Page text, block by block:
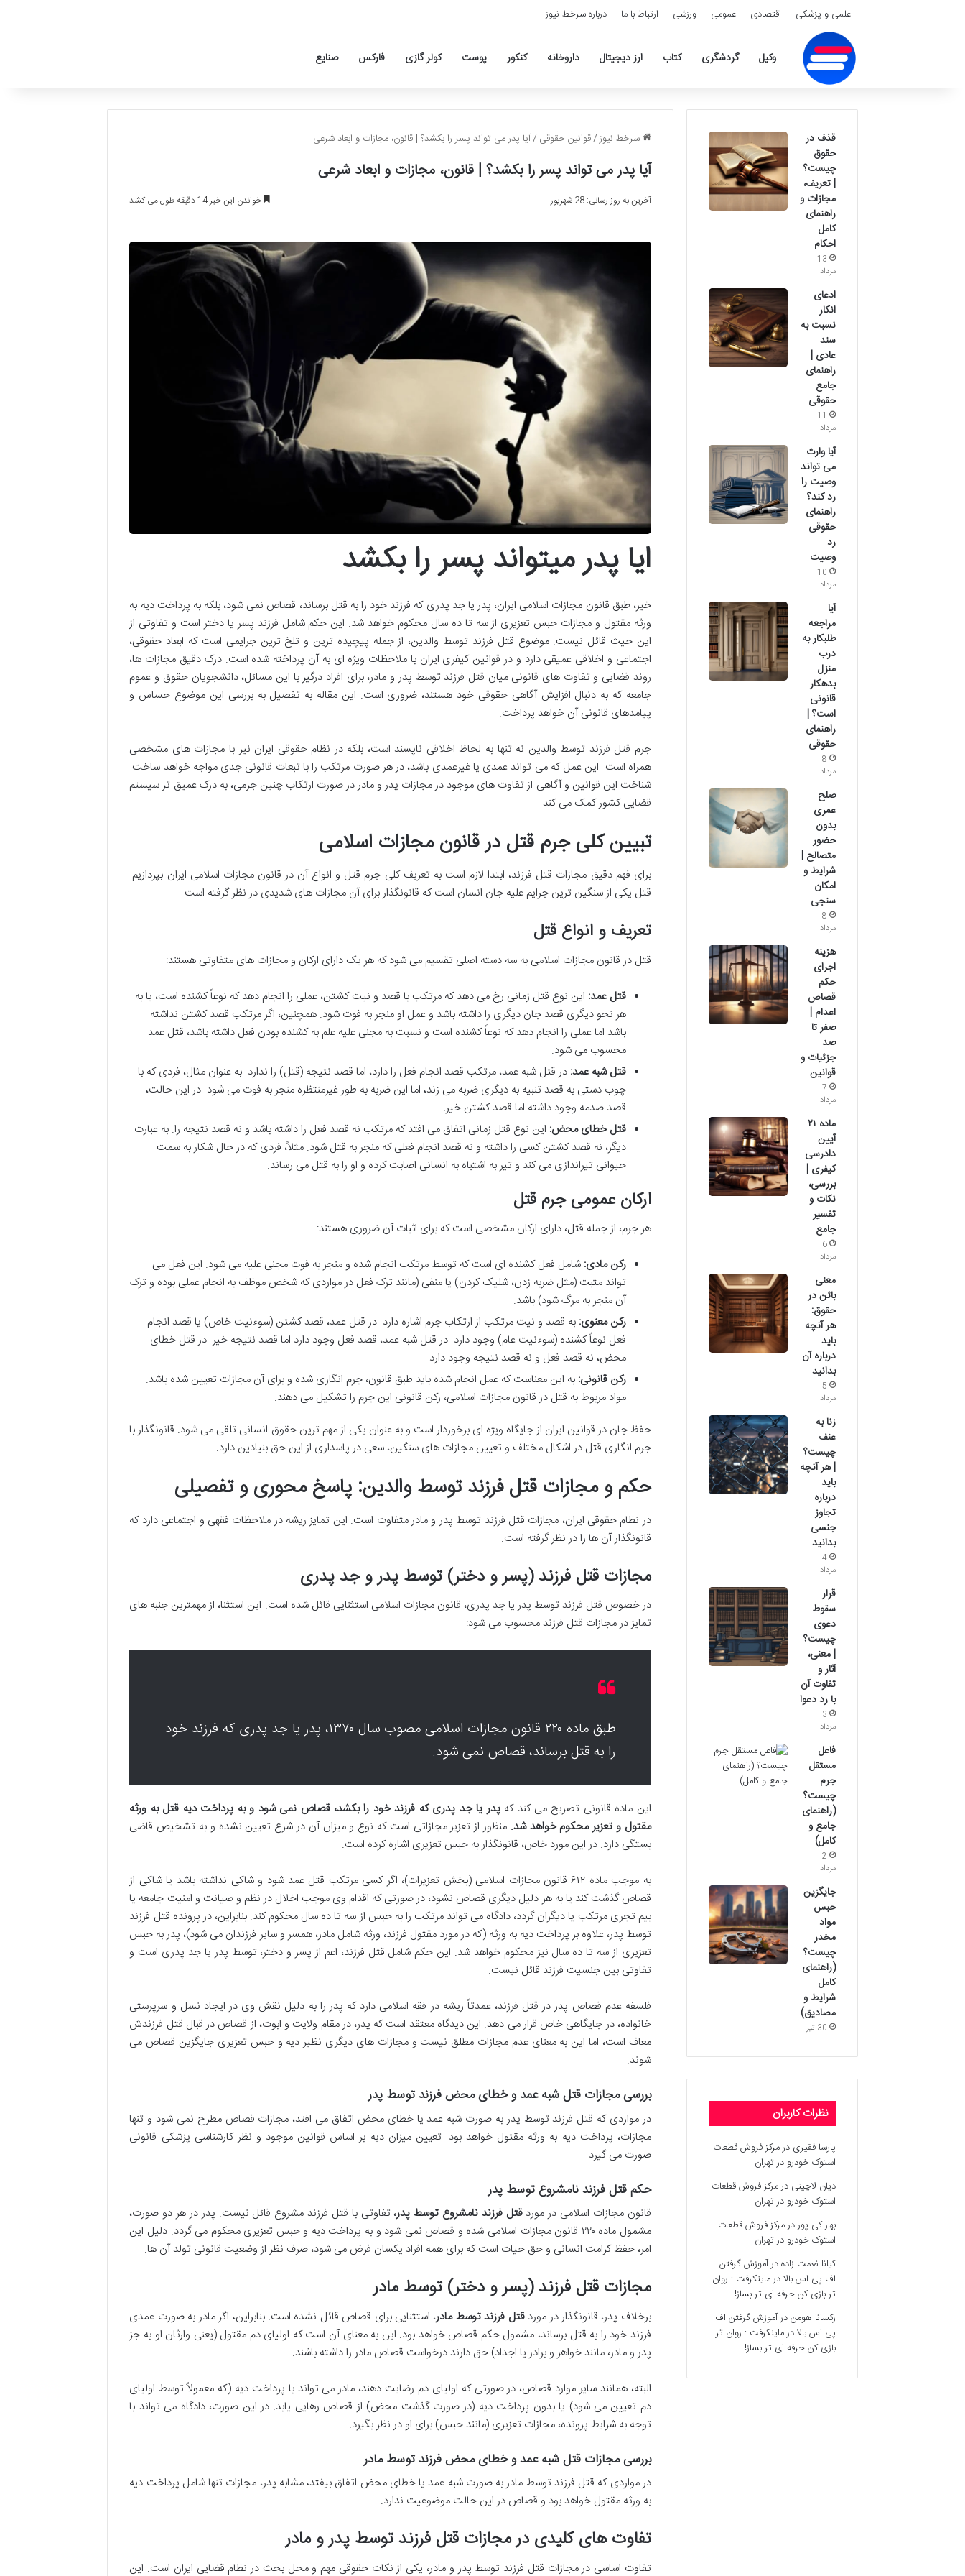
علمی و پزشکی اقتصادی عمومی ورزشی ارتباط با ما درباره سرخط نیوز
وکیل گردشگری کتاب ارز دیجیتال داروخانه کنکور پوست کولر گازی فارکس صنایع
سرخط نیوز/قوانین حقوقی /آیا پدر می تواند پسر را بکشد؟ | قانون، مجازات و ابعاد شرعی
آیا پدر می تواند پسر را بکشد؟ | قانون، مجازات و ابعاد شرعی
آخرین به روز رسانی: 28 شهریور خواندن این خبر 14 دقیقه طول می کشد
ایا پدر میتواند پسر را بکشد
خیر، طبق قانون مجازات اسلامی ایران، پدر یا جد پدری که فرزند خود را به قتل برساند، قصاص نمی شود، بلکه به پرداخت دیه به
ورثه مقتول و مجازات حبس تعزیری از سه تا ده سال محکوم خواهد شد. این حکم شامل فرزند پسر یا دختر است و تفاوتی از
این حیث قائل نیست. موضوع قتل فرزند توسط والدین، از جمله پیچیده ترین و تلخ ترین جرایمی است که ابعاد حقوقی،
اجتماعی و اخلاقی عمیقی دارد و در قوانین کیفری ایران با ملاحظات ویژه ای به آن پرداخته شده است. درک دقیق مجازات ها،
روند قضایی و تفاوت های قانونی میان قتل فرزند توسط پدر و مادر، برای افراد درگیر با این مسائل، دانشجویان حقوق و عموم
جامعه که به دنبال افزایش آگاهی حقوقی خود هستند، ضروری است. این مقاله به تفصیل به بررسی این موضوع حساس و
پیامدهای قانونی آن خواهد پرداخت.
جرم قتل فرزند توسط والدین نه تنها به لحاظ اخلاقی ناپسند است، بلکه در نظام حقوقی ایران نیز با مجازات های مشخصی
همراه است. این عمل که می تواند عمدی یا غیرعمدی باشد، در هر صورت مرتکب را با تبعات قانونی جدی مواجه خواهد ساخت.
شناخت این قوانین و آگاهی از تفاوت های موجود در مجازات پدر و مادر در صورت ارتکاب چنین جرمی، به درک عمیق تر سیستم
قضایی کشور کمک می کند.
تبیین کلی جرم قتل در قانون مجازات اسلامی
برای فهم دقیق مجازات قتل فرزند، ابتدا لازم است به تعریف کلی جرم قتل و انواع آن در قانون مجازات اسلامی ایران بپردازیم.
قتل یکی از سنگین ترین جرایم علیه جان انسان است که قانونگذار برای آن مجازات های شدیدی در نظر گرفته است.
تعریف و انواع قتل
قتل در قانون مجازات اسلامی به سه دسته اصلی تقسیم می شود که هر یک دارای ارکان و مجازات های متفاوتی هستند:
قتل عمد: این نوع قتل زمانی رخ می دهد که مرتکب با قصد و نیت کشتن، عملی را انجام دهد که نوعاً کشنده است، یا به
هر نحو دیگری قصد جان دیگری را داشته باشد و عمل او منجر به فوت شود. همچنین، اگر مرتکب قصد کشتن نداشته
باشد اما عملی را انجام دهد که نوعاً کشنده است و نسبت به مجنی علیه علم به کشنده بودن فعل داشته باشد، قتل عمد
محسوب می شود.
قتل شبه عمد: در قتل شبه عمد، مرتکب قصد انجام فعل را دارد، اما قصد نتیجه (قتل) را ندارد. به عنوان مثال، فردی که با
چوب دستی به قصد تنبیه به دیگری ضربه می زند، اما این ضربه به طور غیرمنتظره منجر به فوت می شود. در این حالت،
قصد صدمه وجود داشته اما قصد کشتن خیر.
قتل خطای محض: این نوع قتل زمانی اتفاق می افتد که مرتکب نه قصد فعل را داشته باشد و نه قصد نتیجه را. به عبارت
دیگر، نه قصد کشتن کسی را داشته و نه قصد انجام فعلی که منجر به قتل شود. مثلاً، فردی که در حال شکار به سمت
حیوانی تیراندازی می کند و تیر به اشتباه به انسانی اصابت کرده و او را به قتل می رساند.
ارکان عمومی جرم قتل
هر جرم، از جمله قتل، دارای ارکان مشخصی است که برای اثبات آن ضروری هستند:
رکن مادی: شامل فعل کشنده ای است که توسط مرتکب انجام شده و منجر به فوت مجنی علیه می شود. این فعل می
تواند مثبت (مثل ضربه زدن، شلیک کردن) یا منفی (مانند ترک فعل در مواردی که شخص موظف به انجام عملی بوده و ترک
آن منجر به مرگ شود) باشد.
رکن معنوی: به قصد و نیت مرتکب از ارتکاب جرم اشاره دارد. در قتل عمد، قصد کشتن (سوءنیت خاص) یا قصد انجام
فعل نوعاً کشنده (سوءنیت عام) وجود دارد. در قتل شبه عمد، قصد فعل وجود دارد اما قصد نتیجه خیر. در قتل خطای
محض، نه قصد فعل و نه قصد نتیجه وجود دارد.
رکن قانونی: به این معناست که عمل انجام شده باید طبق قانون، جرم انگاری شده و برای آن مجازات تعیین شده باشد.
مواد مربوط به قتل در قانون مجازات اسلامی، رکن قانونی این جرم را تشکیل می دهند.
حفظ جان در قوانین ایران از جایگاه ویژه ای برخوردار است و به عنوان یکی از مهم ترین حقوق انسانی تلقی می شود. قانونگذار با
جرم انگاری قتل در اشکال مختلف و تعیین مجازات های سنگین، سعی در پاسداری از این حق بنیادین دارد.
حکم و مجازات قتل فرزند توسط والدین: پاسخ محوری و تفصیلی
در نظام حقوقی ایران، مجازات قتل فرزند توسط پدر و مادر متفاوت است. این تمایز ریشه در ملاحظات فقهی و اجتماعی دارد که
قانونگذار آن ها را در نظر گرفته است.
مجازات قتل فرزند (پسر و دختر) توسط پدر و جد پدری
در خصوص قتل فرزند توسط پدر یا جد پدری، قانون مجازات اسلامی استثنایی قائل شده است. این استثنا، از مهمترین جنبه های
تمایز در مجازات قتل فرزند محسوب می شود:
طبق ماده ۲۲۰ قانون مجازات اسلامی مصوب سال ۱۳۷۰، پدر یا جد پدری که فرزند خود
را به قتل برساند، قصاص نمی شود.
این ماده قانونی تصریح می کند کهپدر یا جد پدری که فرزند خود را بکشد، قصاص نمی شود و به پرداخت دیه قتل به ورثه
مقتول و تعزیر محکوم خواهد شد. منظور از تعزیر مجازاتی است که نوع و میزان آن در شرع تعیین نشده و به تشخیص قاضی
بستگی دارد. در این مورد خاص، قانونگذار به حبس تعزیری اشاره کرده است.
به موجب ماده ۶۱۲ قانون مجازات اسلامی (بخش تعزیرات)، اگر کسی مرتکب قتل عمد شود و شاکی نداشته باشد یا شاکی از
قصاص گذشت کند یا به هر دلیل دیگری قصاص نشود، در صورتی که اقدام وی موجب اخلال در نظم و صیانت و امنیت جامعه یا
بیم تجری مرتکب یا دیگران گردد، دادگاه می تواند مرتکب را به حبس از سه تا ده سال محکوم کند. بنابراین، در پرونده قتل فرزند
توسط پدر، علاوه بر پرداخت دیه به ورثه (که در مورد مقتول فرزند، ورثه شامل مادر، همسر و سایر فرزندان می شود)، پدر به حبس
تعزیری از سه تا ده سال نیز محکوم خواهد شد. این حکم شامل قتل فرزند، اعم از پسر و دختر، توسط پدر یا جد پدری است و
تفاوتی بین جنسیت فرزند قائل نیست.
فلسفه عدم قصاص پدر در قتل فرزند، عمدتاً ریشه در فقه اسلامی دارد که پدر را به دلیل نقش وی در ایجاد نسل و سرپرستی
خانواده، در جایگاهی خاص قرار می دهد. این دیدگاه معتقد است که پدر، در مقام ولایت و ابوت، از قصاص در قبال قتل فرزندش
معاف است، اما این به معنای عدم مجازات مطلق نیست و مجازات های دیگری نظیر دیه و حبس تعزیری جایگزین قصاص می
شوند.
بررسی مجازات قتل شبه عمد و خطای محض فرزند توسط پدر
در مواردی که قتل فرزند توسط پدر به صورت شبه عمد یا خطای محض اتفاق می افتد، مجازات قصاص مطرح نمی شود و تنها
مجازات، پرداخت دیه به ورثه مقتول خواهد بود. تعیین میزان دیه بر اساس قوانین موجود و نظر کارشناسی پزشکی قانونی
صورت می گیرد.
حکم قتل فرزند نامشروع توسط پدر
قانون مجازات اسلامی در موردقتل فرزند نامشروع توسط پدر، تفاوتی با قتل فرزند مشروع قائل نیست. پدر در هر دو صورت،
مشمول ماده ۲۲۰ قانون مجازات اسلامی شده و قصاص نمی شود و به پرداخت دیه و حبس تعزیری محکوم می گردد. دلیل این
امر، حفظ کرامت انسانی و حق حیات است که برای همه افراد یکسان فرض می شود، صرف نظر از وضعیت قانونی تولد آن ها.
مجازات قتل فرزند (پسر و دختر) توسط مادر
برخلاف پدر، قانونگذار در موردقتل فرزند توسط مادر، استثنایی برای قصاص قائل نشده است. بنابراین، اگر مادر به صورت عمدی
فرزند خود را به قتل برساند، مشمول حکم قصاص خواهد بود. این به معنای آن است که اولیای دم مقتول (یعنی وارثان او به جز
پدر و مادر، مانند خواهر و برادر یا اجداد) حق دارند درخواست قصاص مادر را داشته باشند.
البته، همانند سایر موارد قصاص، در صورتی که اولیای دم رضایت دهند، مادر می تواند با پرداخت دیه (که معمولاً توسط اولیای
دم تعیین می شود) یا بدون پرداخت دیه (در صورت گذشت محض) از قصاص رهایی یابد. در این صورت، دادگاه می تواند با
توجه به شرایط پرونده، مجازات تعزیری (مانند حبس) برای او در نظر بگیرد.
بررسی مجازات قتل شبه عمد و خطای محض فرزند توسط مادر
در مواردی که قتل فرزند توسط مادر به صورت شبه عمد یا خطای محض اتفاق بیفتد، مشابه پدر، مجازات تنها شامل پرداخت دیه
به ورثه مقتول خواهد بود و قصاص در این حالت موضوعیت ندارد.
تفاوت های کلیدی در مجازات قتل فرزند توسط پدر و مادر
تفاوت اساسی در مجازات قتل فرزند توسط پدر و مادر، یکی از نکات حقوقی مهم و محل بحث در نظام قضایی ایران است. این
قذف در
حقوق
چیست؟
| تعریف،
مجازات و
راهنمای
کامل
احکام
13
مرداد
ادعای
انکار
نسبت به
سند
عادی |
راهنمای
جامع
حقوقی
11
مرداد
آیا وارث
می تواند
وصیت را
رد کند؟
راهنمای
حقوقی
رد
وصیت
10
مرداد
آیا
مراجعه
طلبکار به
درب
منزل
بدهکار
قانونی
است؟ |
راهنمای
حقوقی
8
مرداد
صلح
عمری
بدون
حضور
متصالح |
شرایط و
امکان
سنجی
8
مرداد
هزینه
اجرای
حکم
قصاص
اعدام |
صفر تا
صد
جزئیات و
قوانین
7
مرداد
ماده ۲۱
آیین
دادرسی
کیفری |
بررسی،
نکات و
تفسیر
جامع
6
مرداد
معنی
بائن در
حقوق:
هر آنچه
باید
درباره آن
بدانید
5
مرداد
زنا به
عنف
چیست؟
| هر آنچه
باید
درباره
تجاوز
جنسی
بدانید
4
مرداد
قرار
سقوط
دعوی
چیست؟
| معنی،
آثار و
تفاوت آن
با رد دعوا
3
مرداد
فاعل
مستقل
جرم
چیست؟
(راهنمای
جامع و
کامل)
2
مرداد
جایگزین
حبس
مواد
مخدر
چیست؟
(راهنمای
کامل
شرایط و
مصادیق)
30 تیر
نظرات کاربران
پارسا فقیری درمرکز فروش قطعات
استوک خودرو در تهران
دیان لاچینی درمرکز فروش قطعات
استوک خودرو در تهران
بهار کی پوردرمرکز فروش قطعات
استوک خودرو در تهران
کیانا نعمت زادهدرآموزش گرفتن
اف پی اس بالا در ماینکرفت : روان
تر بازی کن حرفه ای تر بساز!
رکسانا هومندرآموزش گرفتن اف
پی اس بالا در ماینکرفت : روان تر
بازی کن حرفه ای تر بساز!